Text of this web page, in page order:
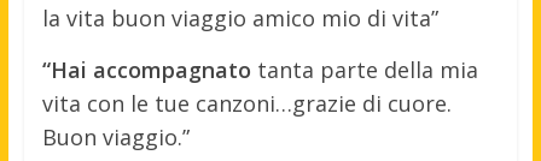
la vita buon viaggio amico mio di vita”
“Hai accompagnato tanta parte della mia
vita con le tue canzoni…grazie di cuore.
Buon viaggio.”